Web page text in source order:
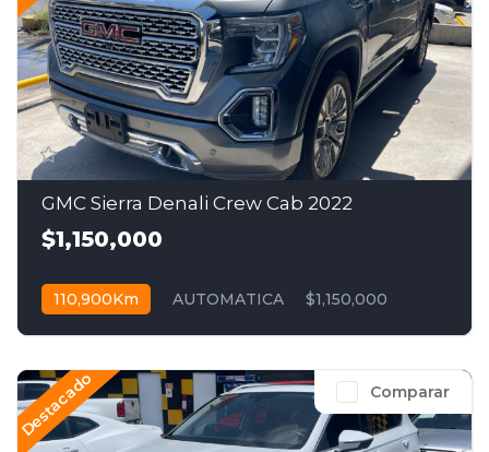
GMC Sierra Denali Crew Cab 2022
$1,150,000
110,900Km AUTOMATICA $1,150,000
Comparar
Destacado